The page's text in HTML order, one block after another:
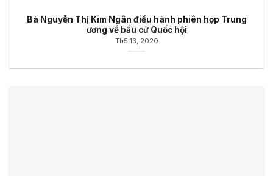
Bà Nguyễn Thị Kim Ngân điều hành phiên họp Trung
ương về bầu cử Quốc hội
Th5 13, 2020